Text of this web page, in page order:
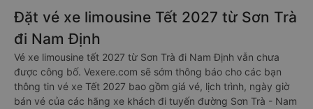
Đặt vé xe limousine Tết 2027 từ Sơn Trà
đi Nam Định
Vé xe limousine tết 2027 từ Sơn Trà đi Nam Định vẫn chưa
được công bố. Vexere.com sẽ sớm thông báo cho các bạn
thông tin vé xe Tết 2027 bao gồm giá vé, lịch trình, ngày giờ
bán vé của các hãng xe khách đi tuyến đường Sơn Trà - Nam